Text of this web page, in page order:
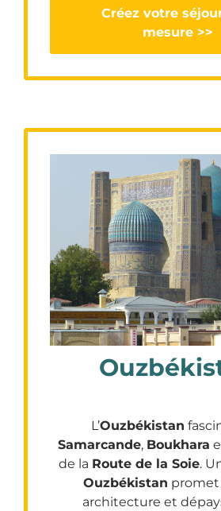
Créez votre
mesure >>
L’Ouzbékistan
Samarcande, Boukhara
de la Route de la Soie.
Ouzbékistan promet
architecture et